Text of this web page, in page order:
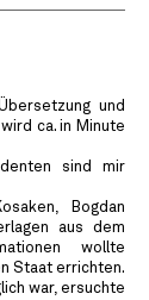
und
ca. in Minute
sind mir
Bogdan
aus dem
wollte
Staat errichten.
war, ersuchte